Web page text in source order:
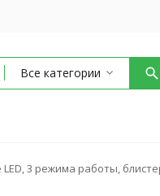
Все категории
LED, 3 режима работы,